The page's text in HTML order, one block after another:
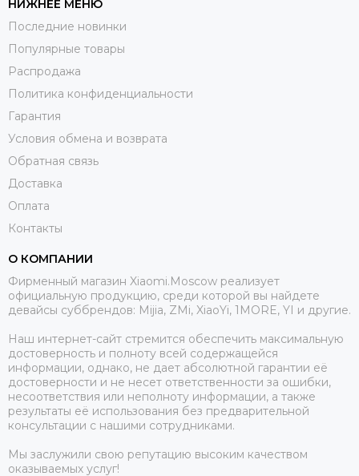
НИЖНЕЕ МЕНЮ
Последние новинки
Популярные товары
Распродажа
Политика конфиденциальности
Гарантия
Условия обмена и возврата
Обратная связь
Доставка
Оплата
Контакты
О КОМПАНИИ
Фирменный магазин Xiaomi.Moscow реализует
официальную продукцию, среди которой вы найдете
девайсы суббрендов: Mijia, ZMi, XiaoYi, 1MORE, YI и другие.
Наш интернет-сайт стремится обеспечить максимальную
достоверность и полноту всей содержащейся
информации, однако, не дает абсолютной гарантии её
достоверности и не несет ответственности за ошибки,
несоответствия или неполноту информации, а также
результаты её использования без предварительной
консультации с нашими сотрудниками.
Мы заслужили свою репутацию высоким качеством
оказываемых услуг!